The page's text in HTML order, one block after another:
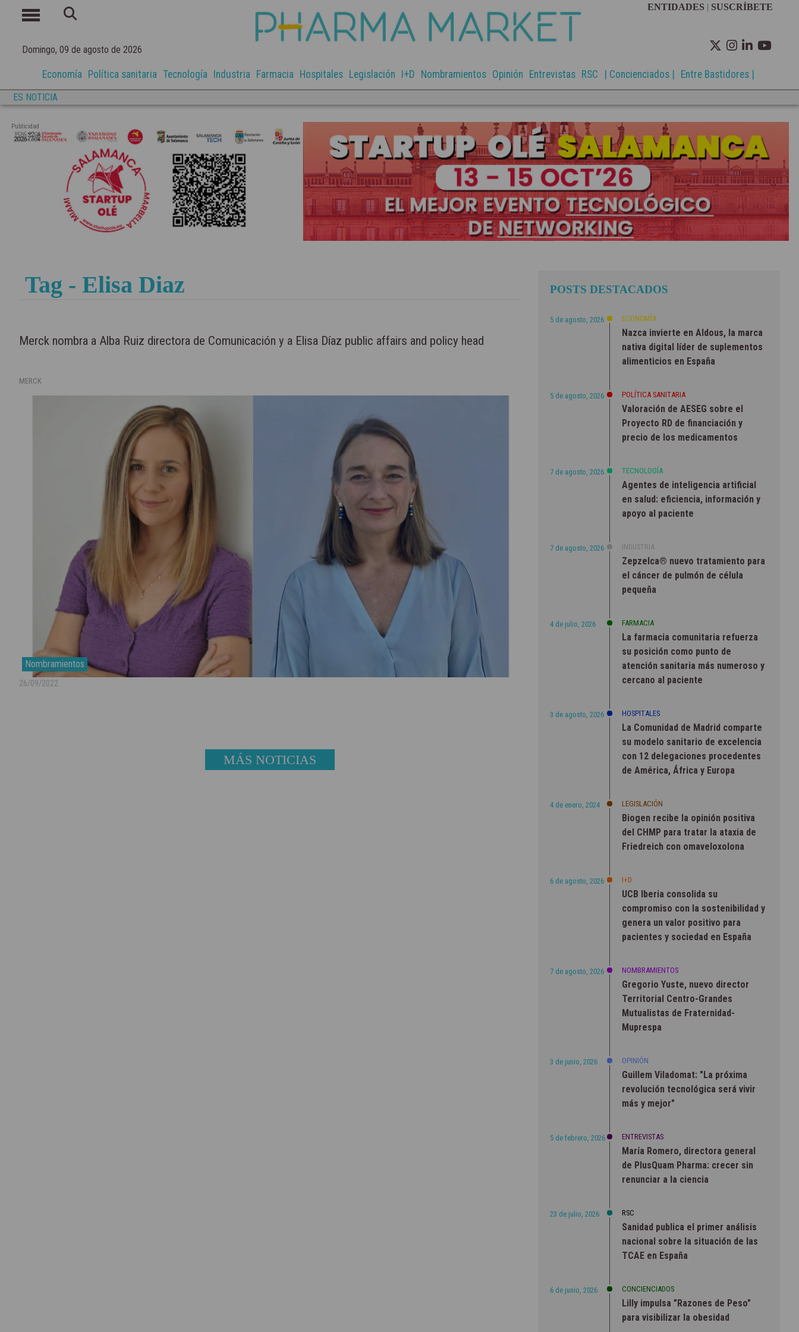
Domingo, 09 de agosto de 2026
ENTIDADES | SUSCRÍBETE
Economía Política sanitaria Tecnología Industria Farmacia Hospitales Legislación I+D Nombramientos Opinión Entrevistas RSC | Concienciados | Entre Bastidores |
ES NOTICIA
Publicidad
Tag - Elisa Diaz
Merck nombra a Alba Ruiz directora de Comunicación y a Elisa Díaz public affairs and policy head
MERCK
Nombramientos
26/09/2022
MÁS NOTICIAS
POSTS DESTACADOS
5 de agosto, 2026 ECONOMÍA
Nazca invierte en Aldous, la marca
nativa digital líder de suplementos
alimenticios en España
5 de agosto, 2026 POLÍTICA SANITARIA
Valoración de AESEG sobre el
Proyecto RD de financiación y
precio de los medicamentos
7 de agosto, 2026 TECNOLOGÍA
Agentes de inteligencia artificial
en salud: eficiencia, información y
apoyo al paciente
7 de agosto, 2026 INDUSTRIA
Zepzelca® nuevo tratamiento para
el cáncer de pulmón de célula
pequeña
4 de julio, 2026 FARMACIA
La farmacia comunitaria refuerza
su posición como punto de
atención sanitaria más numeroso y
cercano al paciente
3 de agosto, 2026 HOSPITALES
La Comunidad de Madrid comparte
su modelo sanitario de excelencia
con 12 delegaciones procedentes
de América, África y Europa
4 de enero, 2024 LEGISLACIÓN
Biogen recibe la opinión positiva
del CHMP para tratar la ataxia de
Friedreich con omaveloxolona
6 de agosto, 2026 I+D
UCB Iberia consolida su
compromiso con la sostenibilidad y
genera un valor positivo para
pacientes y sociedad en España
7 de agosto, 2026 NOMBRAMIENTOS
Gregorio Yuste, nuevo director
Territorial Centro-Grandes
Mutualistas de Fraternidad-
Muprespa
3 de junio, 2026 OPINIÓN
Guillem Viladomat: "La próxima
revolución tecnológica será vivir
más y mejor"
5 de febrero, 2026 ENTREVISTAS
María Romero, directora general
de PlusQuam Pharma: crecer sin
renunciar a la ciencia
23 de julio, 2026 RSC
Sanidad publica el primer análisis
nacional sobre la situación de las
TCAE en España
6 de junio, 2026 CONCIENCIADOS
Lilly impulsa "Razones de Peso"
para visibilizar la obesidad